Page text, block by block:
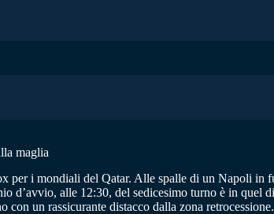
maglia
per i mondiali del Qatar. Alle spalle di un Napoli in
alle 12:30, del sedicesimo turno è in quel
un rassicurante distacco dalla zona retrocessione.